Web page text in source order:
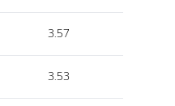
3.57
3.53